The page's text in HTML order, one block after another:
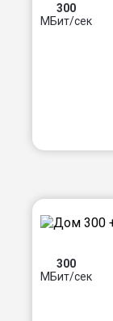
300
МБит/сек
300
МБит/сек